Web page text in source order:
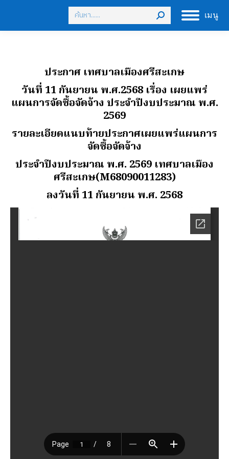
เมนู
Search:
ประกาศ เทศบาลเมืองศรีสะเกษ
วันที่ 11 กันยายน พ.ศ.2568 เรื่อง เผยแพร่
แผนการจัดซื้อจัดจ้าง ประจําปีงบประมาณ พ.ศ.
2569
รายละเอียดแนบท้ายประกาศเผยแพร่แผนการ
จัดซื้อจัดจ้าง
ประจําปีงบประมาณ พ.ศ. 2569 เทศบาลเมือง
ศรีสะเกษ(M68090011283)
ลงวันที่ 11 กันยายน พ.ศ. 2568